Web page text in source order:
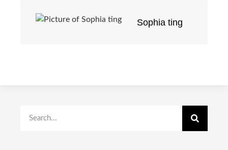
Sophia ting